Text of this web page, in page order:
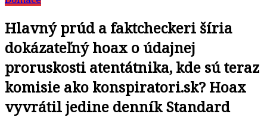
politická
revue
Hlavný prúd a faktcheckeri šíria
dokázateľný hoax o údajnej
proruskosti atentátnika, kde sú teraz
komisie ako konspiratori.sk? Hoax
vyvrátil jedine denník Standard